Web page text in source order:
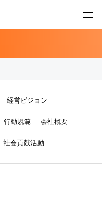
経営ビジョン
行動規範 会社概要
社会貢献活動